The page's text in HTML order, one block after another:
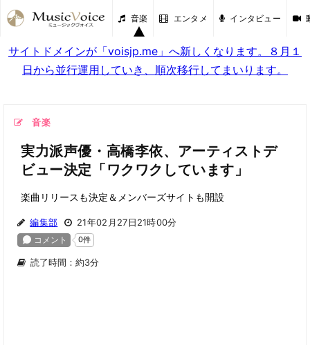
音楽 エンタメ インタビュー
サイトドメインが「voisjp.me」へ新しくなります。８月１
日から並行運用していき、順次移行してまいります。
音楽
実力派声優・高橋李依、アーティストデ
ビュー決定「ワクワクしています」
楽曲リリースも決定＆メンバーズサイトも開設
編集部 21年02月27日21時00分
読了時間：約3分